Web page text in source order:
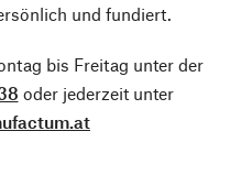
und fundiert.
bis Freitag unter der
oder jederzeit unter